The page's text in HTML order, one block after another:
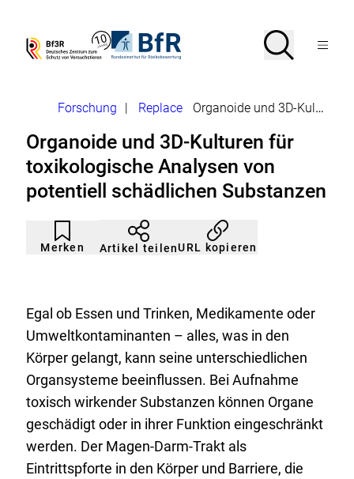
Seiteninhalt
springen
Zur
Startseite
Zentrum
Schutz
Versuchstieren
Zur
Startseite
für
Suche
SucheMenü
Brotkrumennavigation
Forschung | Replace Organoide und 3D-Kulturen
Organoide und 3D-Kulturen für
toxikologische Analysen von
potentiell schädlichen Substanzen
Merken
Artikel
nicht
gemerkt
Durch
Klicken
der
Artikel teilenURL kopieren
Egal ob Essen und Trinken, Medikamente oder
Umweltkontaminanten – alles, was in den
Körper gelangt, kann seine unterschiedlichen
Organsysteme beeinflussen. Bei Aufnahme
toxisch wirkender Substanzen können Organe
geschädigt oder in ihrer Funktion eingeschränkt
werden. Der Magen-Darm-Trakt als
Eintrittspforte in den Körper und Barriere, die